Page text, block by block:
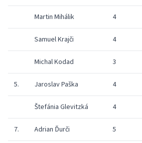
Martin Mihálik 4
Samuel Krajči 4
Michal Kodad 3
5. Jaroslav Paška 4
Štefánia Glevitzká 4
7. Adrian Ďurči 5